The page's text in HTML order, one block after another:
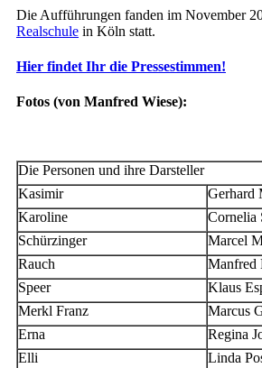
Die Aufführungen fanden im November
Realschule in Köln statt.
Hier findet Ihr die Pressestimmen!
Fotos (von Manfred Wiese):
Die Personen und ihre Darsteller
Kasimir
Gerhard
Karoline
Cornelia
Schürzinger
Marcel
Rauch
Manfred
Speer
Klaus
Merkl Franz
Marcus
Erna
Regina
Elli
Linda